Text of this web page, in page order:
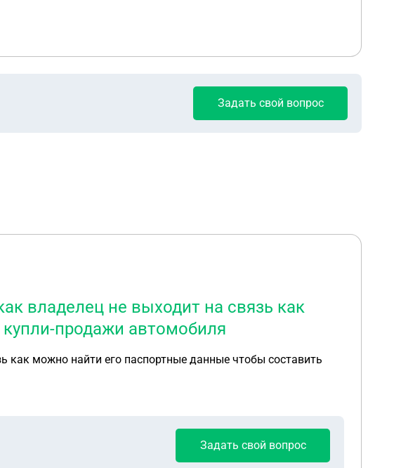
Задать свой вопрос
владелец не выходит на связь как
продажи автомобиля
как можно найти его паспортные данные чтобы составить
Задать свой вопрос